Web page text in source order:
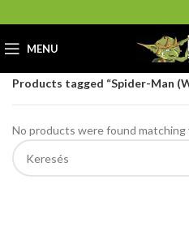
MENU
GeekHub Webáruház
Products tagged “Spider-Man
No products were found matching